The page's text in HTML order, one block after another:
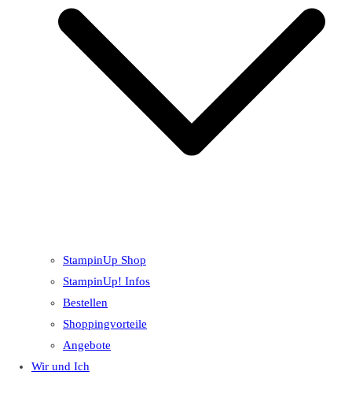
StampinUp Shop
StampinUp! Infos
Bestellen
Shoppingvorteile
Angebote
Wir und Ich